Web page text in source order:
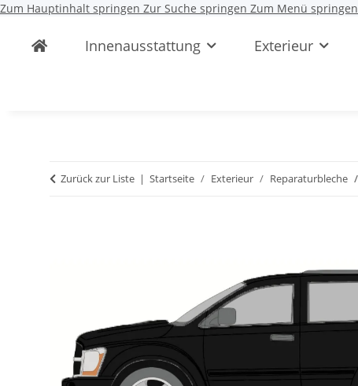
Zum Hauptinhalt springen Zur Suche springen Zum Menü springen
Innenausstattung Exterieur
Zurück zur Liste Startseite Exterieur Reparaturbleche